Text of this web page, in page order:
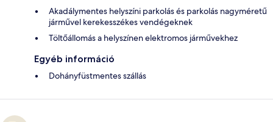
Akadálymentes helyszíni parkolás és parkolás nagyméretű
járművel kerekesszékes vendégeknek
Töltőállomás a helyszínen elektromos járművekhez
Egyéb információ
Dohányfüstmentes szállás